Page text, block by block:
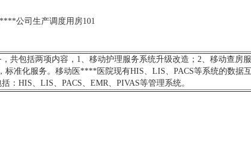
公司生产调度用房101
共包括两项内容，1、移动护理服务系统升级改造；2、移动查房
标准化服务。移动医****医院现有HIS、LIS、PACS等系统的数据
：HIS、LIS、PACS、EMR、PIVAS等管理系统。